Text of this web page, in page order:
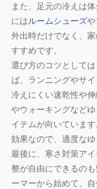
また、足元の冷えは
にはルームシューズや
外出時だけでなく、
すすめです。
選び方のコツとして
ば、ランニングやサ
冷えにくい速乾性や
やウォーキングなど
イテムが向いていま
効果なので、適度な
最後に、寒さ対策ア
整が自由にできるの
ーマーから始めて、